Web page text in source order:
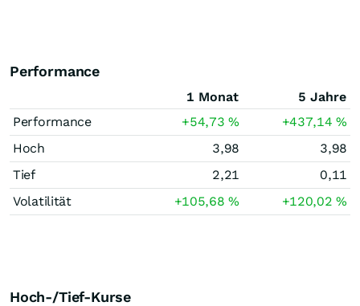
Performance
1 Monat
5 Jahre
Performance
+54,73% +437,14%
Hoch
3,98
3,98
Tief
2,21
0,11
Volatilität
+105,68% +120,02%
Hoch-/Tief-Kurse